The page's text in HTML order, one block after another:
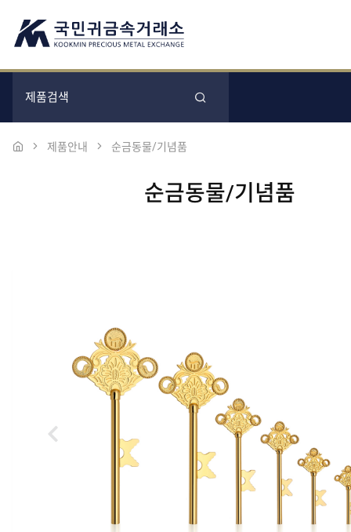
제품안내 순금동물/기념품
순금동물/기념품